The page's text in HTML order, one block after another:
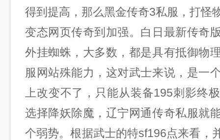
得到提高，那么黑金传奇3私服，打怪
变态网页传奇到加强。白日最新传奇
外挂蜘蛛，大多数，都是具有抵御物
服网站殊能力，这对武士来说，是一
上改变不了，只能从装备195刺影终
选择降妖除魔，辽宁网通传奇私服就
个弱势。根据武士的特sf196点来看，